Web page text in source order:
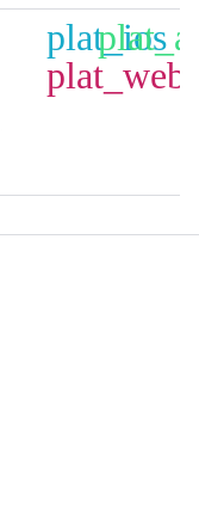
plat_ios
plat_web